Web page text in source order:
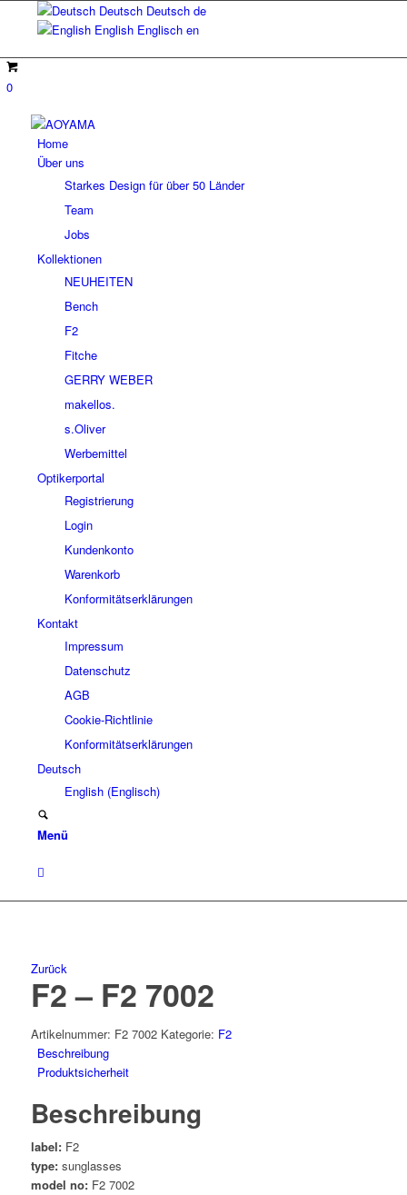
Deutsch Deutsch de
English Englisch en
0
Home
Über uns
Starkes Design für über 50 Länder
Team
Jobs
Kollektionen
NEUHEITEN
Bench
F2
Fitche
GERRY WEBER
makellos.
s.Oliver
Werbemittel
Optikerportal
Registrierung
Login
Kundenkonto
Warenkorb
Konformitätserklärungen
Kontakt
Impressum
Datenschutz
AGB
Cookie-Richtlinie
Konformitätserklärungen
Deutsch
English(Englisch)
Menü
Zurück
F2 – F2 7002
Artikelnummer: F2 7002 Kategorie: F2
Beschreibung
Produktsicherheit
Beschreibung
label:F2
type: sunglasses
model no: F2 7002